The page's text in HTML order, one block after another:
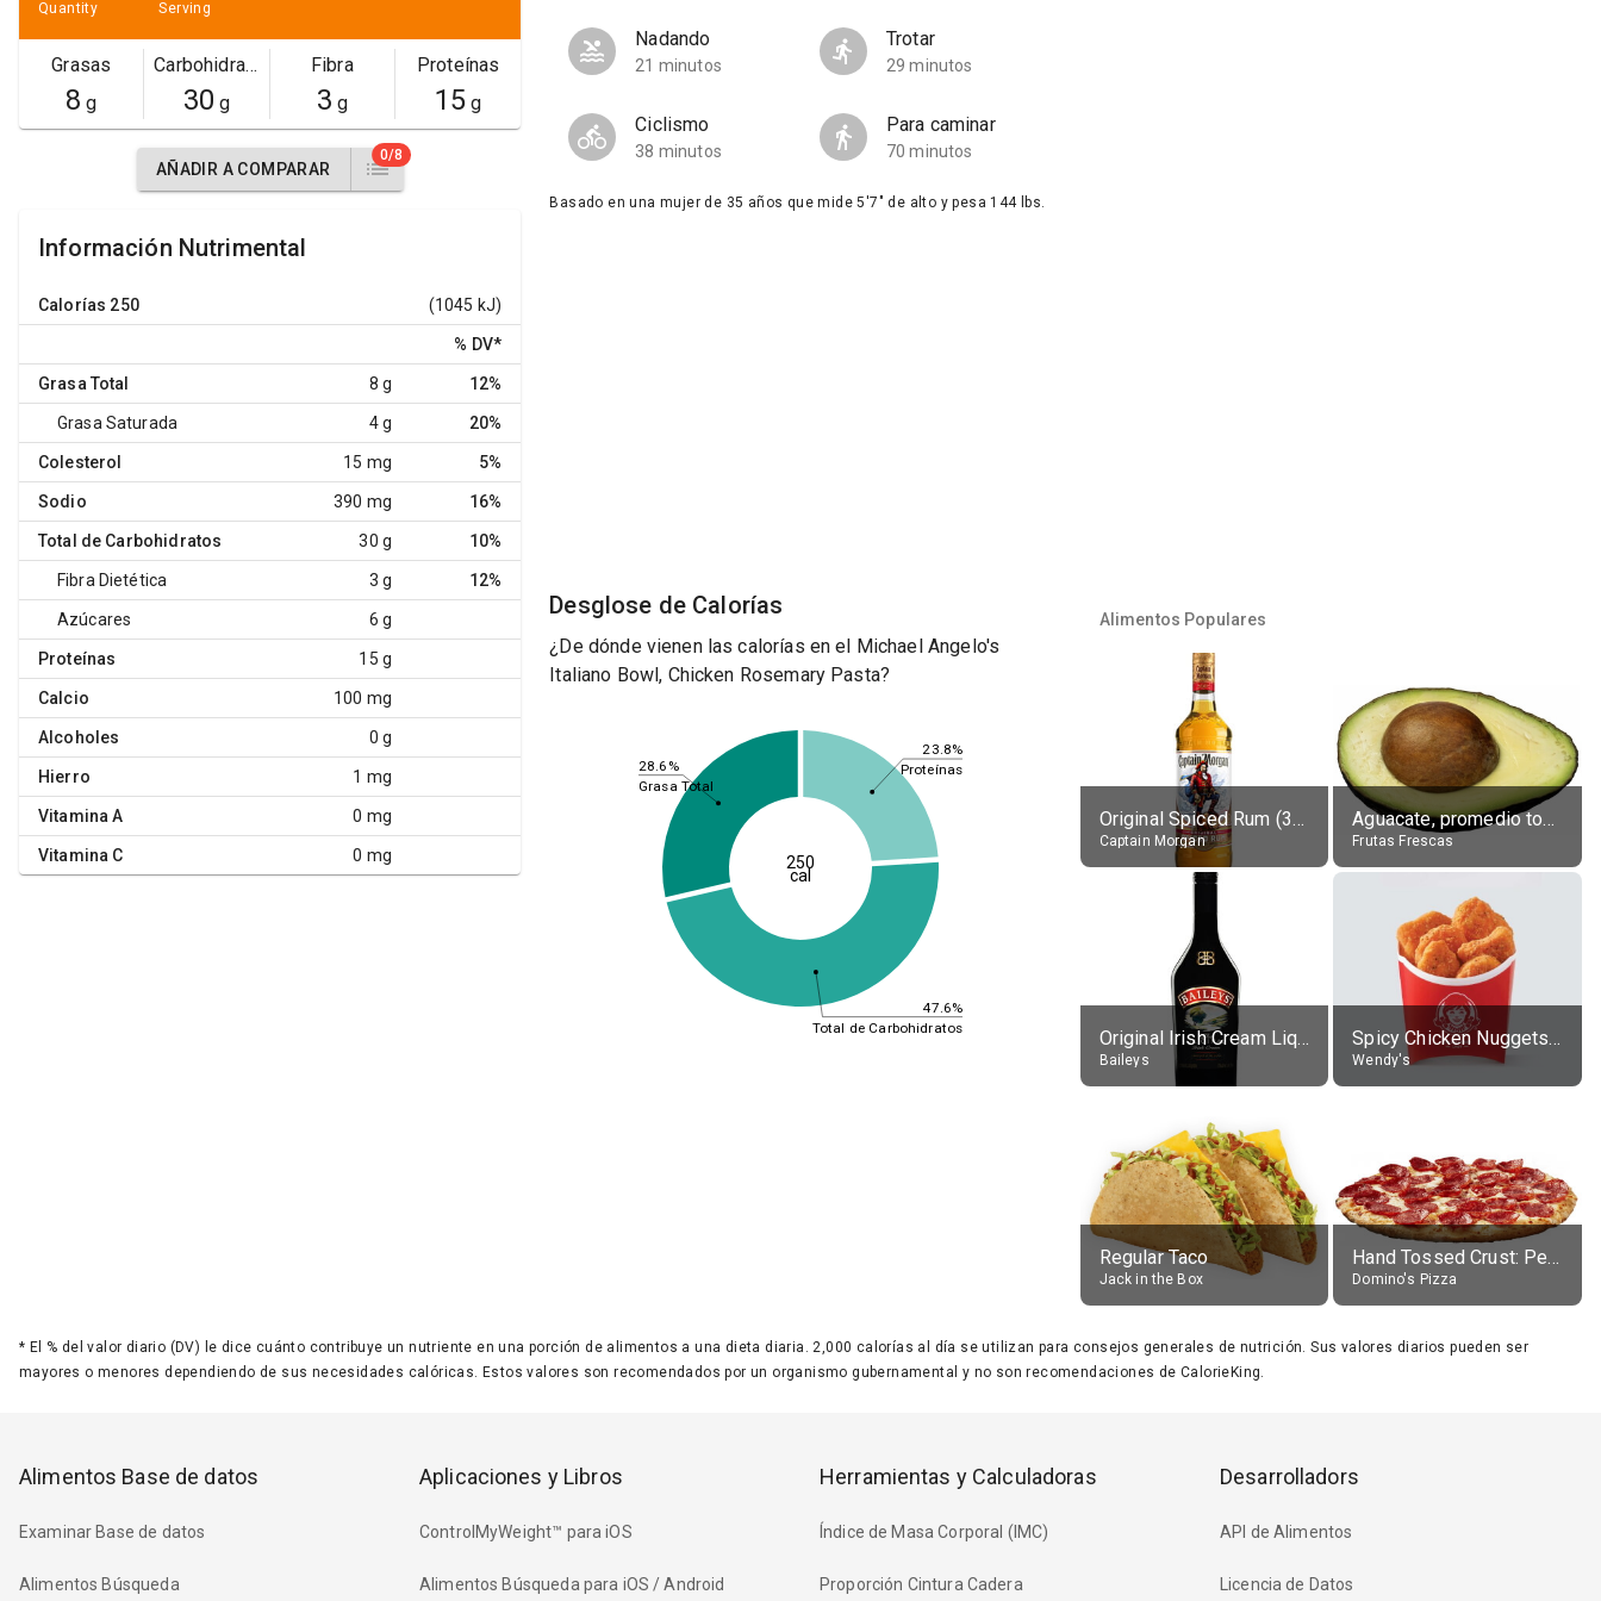
Quantity Serving
Grasas
8 g
Carbohidratos
30 g
Fibra
3 g
Proteínas
15g
AÑADIR A COMPARAR
0/8
Información Nutrimental
Calorías 250 (1045 kJ)
% DV*
Grasa Total 8 g 12%
Grasa Saturada 4 g 20%
Colesterol 15 mg 5%
Sodio 390 mg 16%
Total de Carbohidratos 30 g 10%
Fibra Dietética 3 g 12%
Azúcares 6 g
Proteínas 15 g
Calcio 100 mg
Alcoholes 0 g
Hierro 1 mg
Vitamina A 0 mg
Vitamina C 0 mg
Nadando
21 minutos
Trotar
29 minutos
Ciclismo
38 minutos
Para caminar
70 minutos
Basado en una mujer de 35 años que mide 5'7" de alto y pesa 144 lbs.
Desglose de Calorías
¿De dónde vienen las calorías en el Michael Angelo's
Italiano Bowl, Chicken Rosemary Pasta?
23.8%
47.6%
28.6% Proteínas
Total de Carbohidratos
Grasa Total
250
cal
Alimentos Populares
Original Spiced Rum (35% alc.)
Captain Morgan
Aguacate, promedio todos variedades, crudo
Frutas Frescas
Original Irish Cream Liqueur (17% alc.)
Baileys
Spicy Chicken Nuggets, without sauce
Wendy's
Regular Taco
Jack in the Box
Hand Tossed Crust: Pepperoni Pizza (Large 14")
Domino's Pizza
* El % del valor diario (DV) le dice cuánto contribuye un nutriente en una porción de alimentos a una dieta diaria. 2,000 calorías al día se utilizan para consejos generales de nutrición. Sus valores diarios pueden ser
mayores o menores dependiendo de sus necesidades calóricas. Estos valores son recomendados por un organismo gubernamental y no son recomendaciones de CalorieKing.
Alimentos Base de datos
Examinar Base de datos
Alimentos Búsqueda
Aplicaciones y Libros
ControlMyWeight™ para iOS
Alimentos Búsqueda para iOS / Android
Herramientas y Calculadoras
Índice de Masa Corporal (IMC)
Proporción Cintura Cadera
Desarrolladors
API de Alimentos
Licencia de Datos